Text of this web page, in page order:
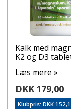
Kalk med
K2 og D3
Læs mere »
DKK 179,00
Klubpris: DKK